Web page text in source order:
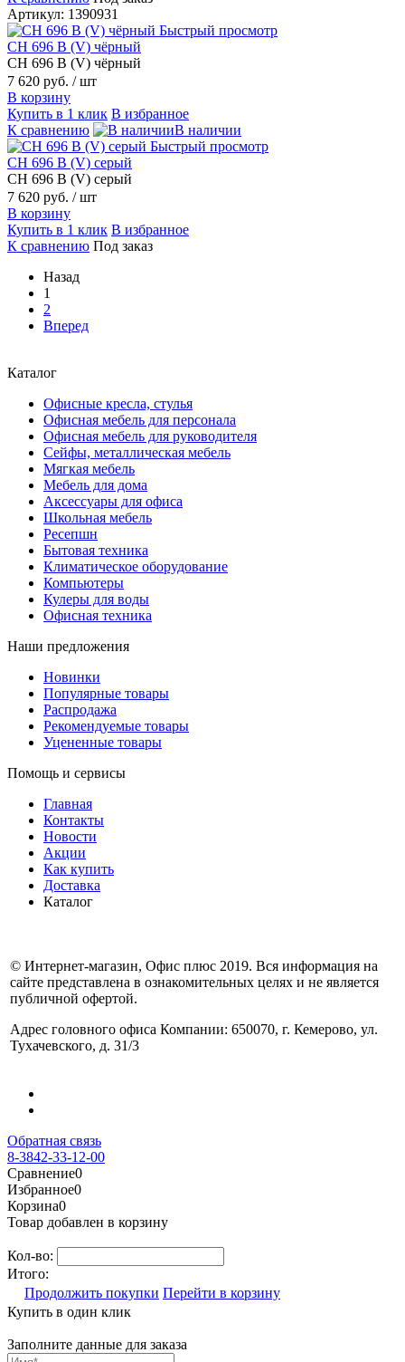
Артикул: 1390931
Быстрый просмотр
CH 696 В (V) чёрный
CH 696 В (V) чёрный
7 620 руб. / шт
В корзину
Купить в 1 клик В избранное
К сравнению
В наличии
Быстрый просмотр
CH 696 В (V) серый
CH 696 В (V) серый
7 620 руб. / шт
В корзину
Купить в 1 клик В избранное
К сравнению Под заказ
Назад
1
2
Вперед
Каталог
Офисные кресла, стулья
Офисная мебель для персонала
Офисная мебель для руководителя
Сейфы, металлическая мебель
Мягкая мебель
Мебель для дома
Аксессуары для офиса
Школьная мебель
Ресепшн
Бытовая техника
Климатическое оборудование
Компьютеры
Кулеры для воды
Офисная техника
Наши предложения
Новинки
Популярные товары
Распродажа
Рекомендуемые товары
Уцененные товары
Помощь и сервисы
Главная
Контакты
Новости
Акции
Как купить
Доставка
Каталог
© Интернет-магазин, Офис плюс 2019. Вся информация на
сайте представлена в ознакомительных целях и не является
публичной офертой.
Адрес головного офиса Компании: 650070, г. Кемерово, ул.
Тухачевского, д. 31/3
Обратная связь
8-3842-33-12-00
Сравнение0
Избранное0
Корзина0
Товар добавлен в корзину
Кол-во:
Итого:
Продолжить покупки Перейти в корзину
Купить в один клик
Заполните данные для заказа